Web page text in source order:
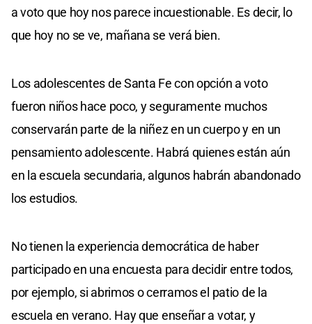
a voto que hoy nos parece incuestionable. Es decir, lo
que hoy no se ve, mañana se verá bien.
Los adolescentes de Santa Fe con opción a voto
fueron niños hace poco, y seguramente muchos
conservarán parte de la niñez en un cuerpo y en un
pensamiento adolescente. Habrá quienes están aún
en la escuela secundaria, algunos habrán abandonado
los estudios.
No tienen la experiencia democrática de haber
participado en una encuesta para decidir entre todos,
por ejemplo, si abrimos o cerramos el patio de la
escuela en verano. Hay que enseñar a votar, y